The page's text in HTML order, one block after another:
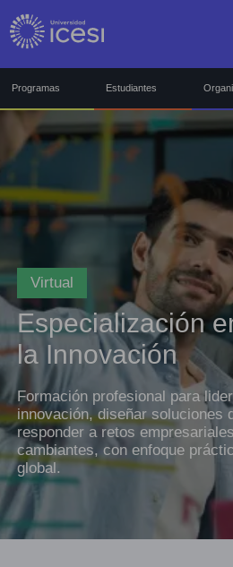
Programas Estudiantes
Virtual
Especialización
la Innovación
Formación profesional para
innovación, diseñar soluciones
responder a retos
cambiantes, con enfoque
global.